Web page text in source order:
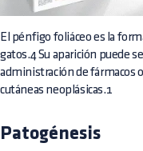
El pénfigo foliáceo es la
gatos.4 Su aparición puede
administración de fármacos
cutáneas neoplásicas.1
Patogénesis